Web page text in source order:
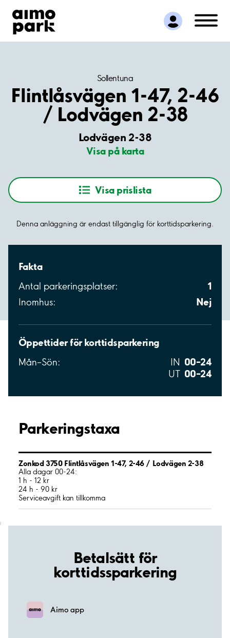
Hitta parkering
Samarbete
Kundservice
Sollentuna
Flintlåsvägen 1-47, 2-46
/ Lodvägen 2-38
Lodvägen 2-38
Visa på karta
Visa prislista
Denna anläggning är endast tillgänglig för korttidsparkering.
Fakta
Antal parkeringsplatser: 1
Inomhus: Nej
Öppettider för korttidsparkering
Mån–Sön: IN 00–24
UT 00–24
Parkeringstaxa
Zonkod 3750 Flintlåsvägen 1-47, 2-46 / Lodvägen 2-38
Alla dagar 00-24:
1 h - 12 kr
24 h - 90 kr
Serviceavgift kan tillkomma
;
Betalsätt för
korttidssparkering
Aimo app